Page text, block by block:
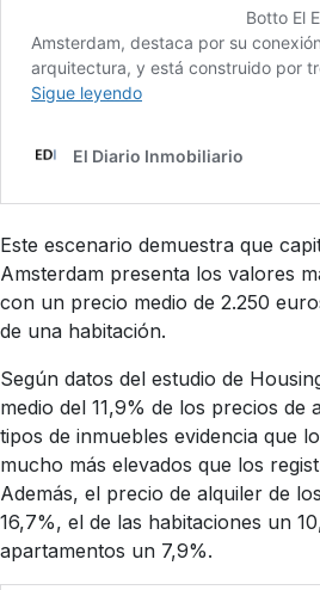
Este escenario demuestra que
Amsterdam presenta los valores
con un precio medio de 2.250
de una habitación.
Según datos del estudio de
medio del 11,9% de los precios de
tipos de inmuebles evidencia que
mucho más elevados que los
Además, el precio de alquiler de
16,7%, el de las habitaciones un
apartamentos un 7,9%.